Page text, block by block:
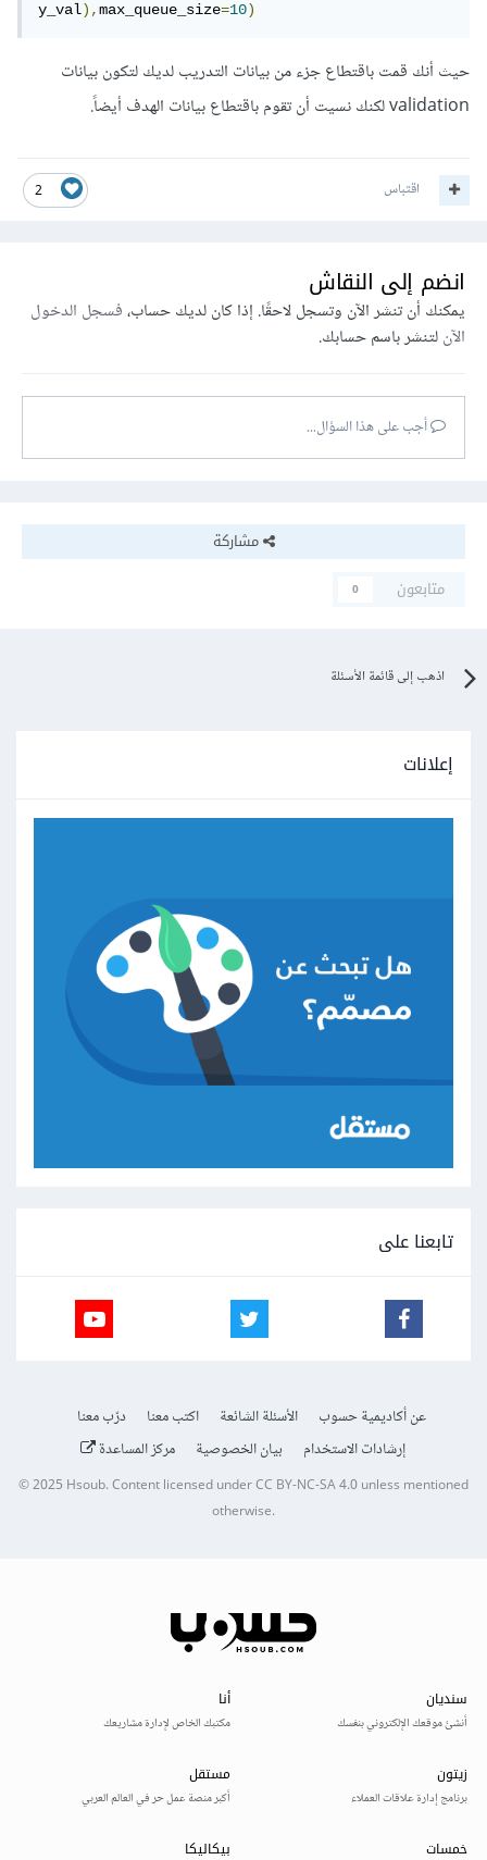
y_val),max_queue_size=10)
حيث أنك قمت باقتطاع جزء من بيانات التدريب لديك لتكون بيانات
validation لكنك نسيت أن تقوم باقتطاع بيانات الهدف أيضاً.
2 اقتباس
انضم إلى النقاش
يمكنك أن تنشر الآن وتسجل لاحقًا. إذا كان لديك حساب،فسجل الدخول
الآنلتنشر باسم حسابك.
أجب على هذا السؤال...
مشاركة
متابعون
0
اذهب إلى قائمة الأسئلة
إعلانات
تابعنا على
عن أكاديمية حسوب الأسئلة الشائعة اكتب معنا
درّب معنا
إرشادات الاستخدام
بيان الخصوصية مركز المساعدة
© 2025Hsoub.Content licensed underCC BY-NC-SA 4.0unless mentioned
otherwise.